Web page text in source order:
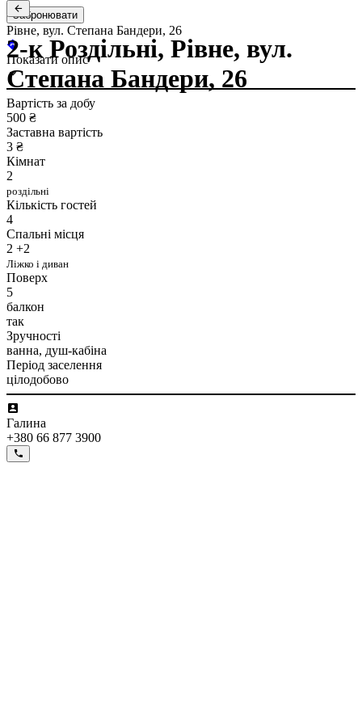
2-к Роздільні, Рівне, вул.
Степана Бандери, 26
Забронювати
Рівне, вул. Степана Бандери, 26
Показати опис
Вартість за добу
500 ₴
Заставна вартість
3 ₴
Кімнат
2
роздільні
Кількість гостей
4
Спальні місця
2 +2
Ліжко і диван
Поверх
5
балкон
так
Зручності
ванна, душ-кабіна
Період заселення
цілодобово
Галина
+380 66 877 3900